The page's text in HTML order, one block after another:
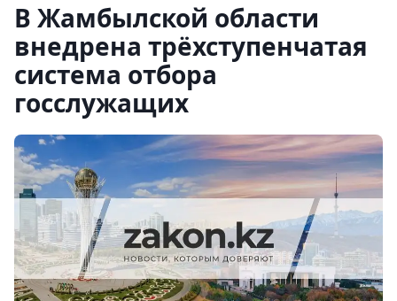
В Жамбылской области
внедрена трёхступенчатая
система отбора
госслужащих